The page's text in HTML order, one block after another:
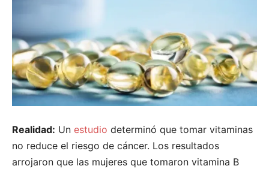
Realidad: Un estudio determinó que tomar vitaminas
no reduce el riesgo de cáncer. Los resultados
arrojaron que las mujeres que tomaron vitamina B